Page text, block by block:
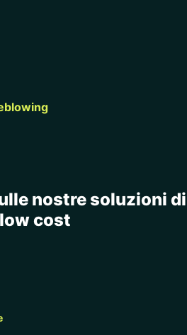
nostre soluzioni di
cost